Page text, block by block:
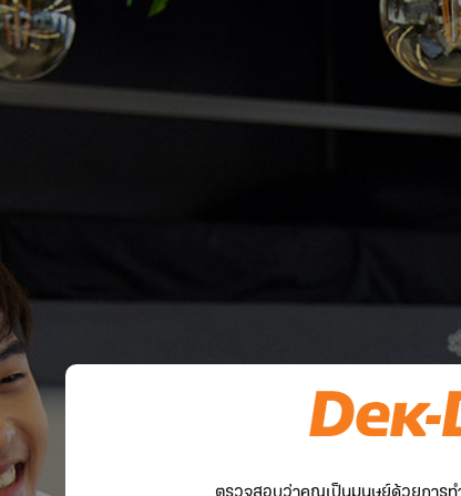
ตรวจสอบว่าคุณเป็นมนุษย์ด้วยการท